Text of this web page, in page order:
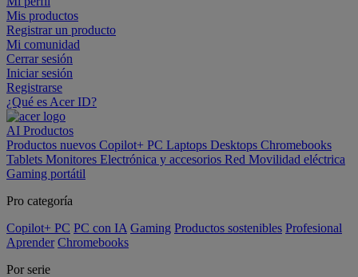
Mis productos
Registrar un producto
Mi comunidad
Cerrar sesión
Iniciar sesión
Registrarse
¿Qué es Acer ID?
AI Productos
Productos nuevos Copilot+ PC Laptops Desktops Chromebooks
Tablets Monitores Electrónica y accesorios Red Movilidad eléctrica
Gaming portátil
Pro categoría
Copilot+ PC PC con IA Gaming Productos sostenibles Profesional
Aprender Chromebooks
Por serie